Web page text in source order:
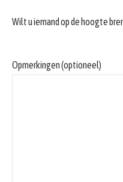
Wilt u iemand op de hoogte
Opmerkingen (optioneel)